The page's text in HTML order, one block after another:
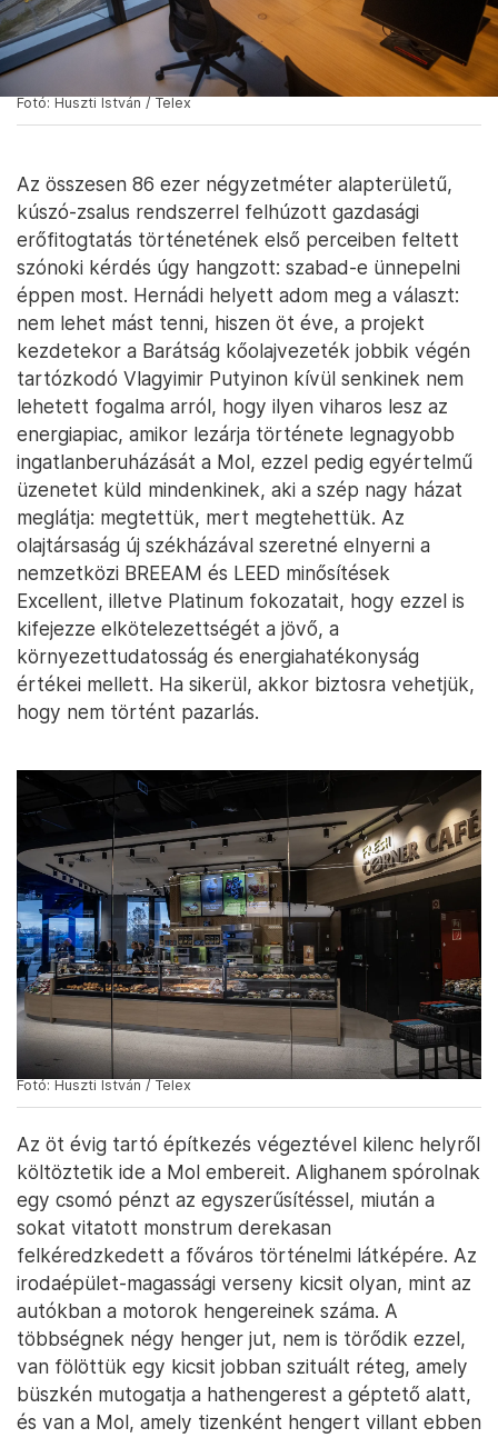
Fotó: Huszti István / Telex
Az összesen 86 ezer négyzetméter alapterületű,
kúszó-zsalus rendszerrel felhúzott gazdasági
erőfitogtatás történetének első perceiben feltett
szónoki kérdés úgy hangzott: szabad-e ünnepelni
éppen most. Hernádi helyett adom meg a választ:
nem lehet mást tenni, hiszen öt éve, a projekt
kezdetekor a Barátság kőolajvezeték jobbik végén
tartózkodó Vlagyimir Putyinon kívül senkinek nem
lehetett fogalma arról, hogy ilyen viharos lesz az
energiapiac, amikor lezárja története legnagyobb
ingatlanberuházását a Mol, ezzel pedig egyértelmű
üzenetet küld mindenkinek, aki a szép nagy házat
meglátja: megtettük, mert megtehettük. Az
olajtársaság új székházával szeretné elnyerni a
nemzetközi BREEAM és LEED minősítések
Excellent, illetve Platinum fokozatait, hogy ezzel is
kifejezze elkötelezettségét a jövő, a
környezettudatosság és energiahatékonyság
értékei mellett. Ha sikerül, akkor biztosra vehetjük,
hogy nem történt pazarlás.
Fotó: Huszti István / Telex
Az öt évig tartó építkezés végeztével kilenc helyről
költöztetik ide a Mol embereit. Alighanem spórolnak
egy csomó pénzt az egyszerűsítéssel, miután a
sokat vitatott monstrum derekasan
felkéredzkedett a főváros történelmi látképére. Az
irodaépület-magassági verseny kicsit olyan, mint az
autókban a motorok hengereinek száma. A
többségnek négy henger jut, nem is törődik ezzel,
van fölöttük egy kicsit jobban szituált réteg, amely
büszkén mutogatja a hathengerest a géptető alatt,
és van a Mol, amely tizenként hengert villant ebben